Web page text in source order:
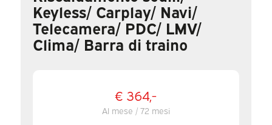
Keyless/ Carplay/ Navi/
Telecamera/ PDC/ LMV/
Clima/ Barra di traino
€ 364,-
Al mese / 72 mesi